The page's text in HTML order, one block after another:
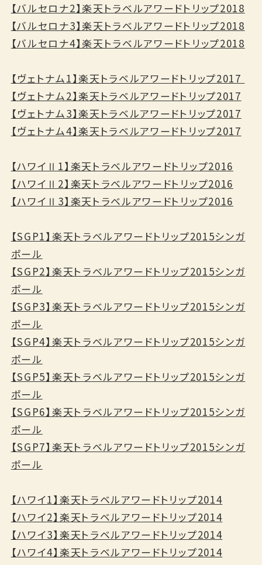
【バルセロナ2】楽天トラベルアワードトリップ2018
【バルセロナ3】楽天トラベルアワードトリップ2018
【バルセロナ4】楽天トラベルアワードトリップ2018
【ヴェトナム1】楽天トラベルアワードトリップ2017
【ヴェトナム2】楽天トラベルアワードトリップ2017
【ヴェトナム3】楽天トラベルアワードトリップ2017
【ヴェトナム4】楽天トラベルアワードトリップ2017
【ハワイⅡ1】楽天トラベルアワードトリップ2016
【ハワイⅡ2】楽天トラベルアワードトリップ2016
【ハワイⅡ3】楽天トラベルアワードトリップ2016
【SGP1】楽天トラベルアワードトリップ2015シンガ
ポール
【SGP2】楽天トラベルアワードトリップ2015シンガ
ポール
【SGP3】楽天トラベルアワードトリップ2015シンガ
ポール
【SGP4】楽天トラベルアワードトリップ2015シンガ
ポール
【SGP5】楽天トラベルアワードトリップ2015シンガ
ポール
【SGP6】楽天トラベルアワードトリップ2015シンガ
ポール
【SGP7】楽天トラベルアワードトリップ2015シンガ
ポール
【ハワイ1】楽天トラベルアワードトリップ2014
【ハワイ2】楽天トラベルアワードトリップ2014
【ハワイ3】楽天トラベルアワードトリップ2014
【ハワイ4】楽天トラベルアワードトリップ2014